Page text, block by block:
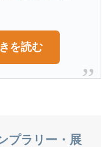
を読む
プラリー・展